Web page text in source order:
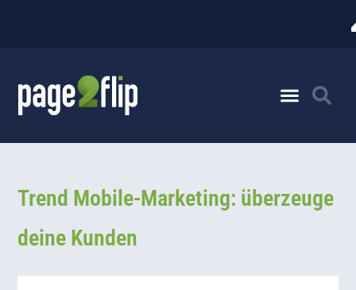
Trend Mobile-Marketing: überzeuge
deine Kunden